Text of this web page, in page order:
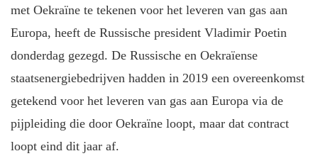
met Oekraïne te tekenen voor het leveren van gas aan
Europa, heeft de Russische president Vladimir Poetin
donderdag gezegd. De Russische en Oekraïense
staatsenergiebedrijven hadden in 2019 een overeenkomst
getekend voor het leveren van gas aan Europa via de
pijpleiding die door Oekraïne loopt, maar dat contract
loopt eind dit jaar af.